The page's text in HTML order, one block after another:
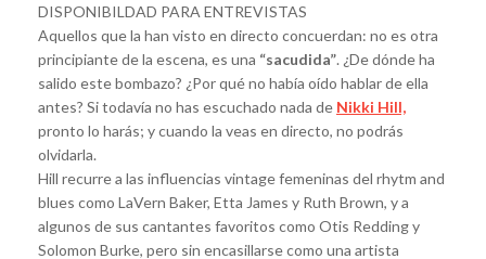
DISPONIBILDAD PARA ENTREVISTAS
Aquellos que la han visto en directo concuerdan: no es otra
principiante de la escena, es una “sacudida”. ¿De dónde ha
salido este bombazo? ¿Por qué no había oído hablar de ella
antes? Si todavía no has escuchado nada de Nikki Hill,
pronto lo harás; y cuando la veas en directo, no podrás
olvidarla.
Hill recurre a las influencias vintage femeninas del rhytm and
blues como LaVern Baker, Etta James y Ruth Brown, y a
algunos de sus cantantes favoritos como Otis Redding y
Solomon Burke, pero sin encasillarse como una artista